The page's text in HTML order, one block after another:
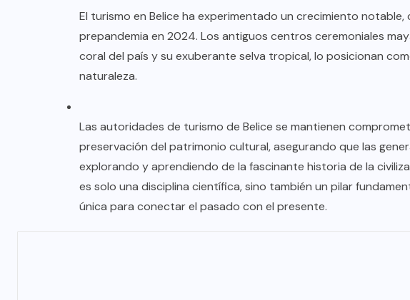
El turismo en Belice ha experimentado un crecimiento
prepandemia en 2024. Los antiguos centros ceremoniales
coral del país y su exuberante selva tropical, lo posicionan
naturaleza.
Las autoridades de turismo de Belice se mantienen
preservación del patrimonio cultural, asegurando que las
explorando y aprendiendo de la fascinante historia de la
es solo una disciplina científica, sino también un pilar
única para conectar el pasado con el presente.